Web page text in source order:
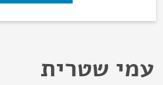
עמי שטרית